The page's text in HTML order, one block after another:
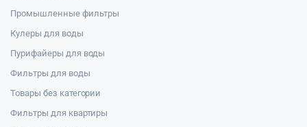
Промышленные фильтры
Кулеры для воды
Пурифайеры для воды
Фильтры для воды
Товары без категории
Фильтры для квартиры